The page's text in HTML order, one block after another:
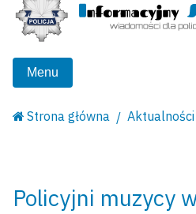
Menu
Strona główna Aktualności
Policyjni muzycy